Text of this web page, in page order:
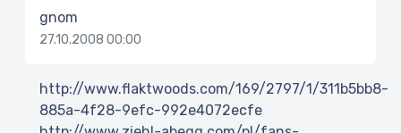
gnom
27.10.2008 00:00
http://www.flaktwoods.com/169/2797/1/311b5bb8-
885a-4f28-9efc-992e4072ecfe